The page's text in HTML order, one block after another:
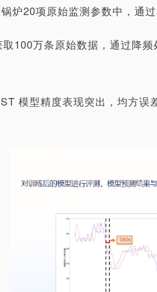
炉20项原始监测参数中，通
100万条原始数据，通过降
模型精度表现突出，均方